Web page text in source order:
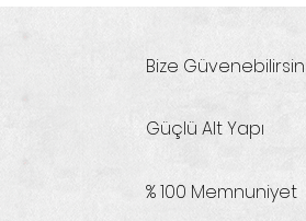
Bize
Güçlü Alt Yapı
% 100 Memnuniyet